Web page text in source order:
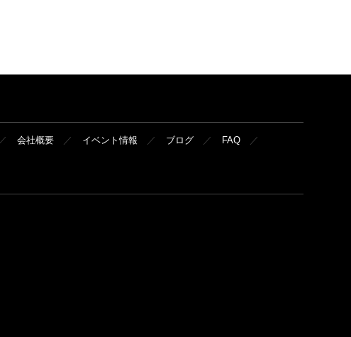
会社概要 イベント情報 ブログ FAQ